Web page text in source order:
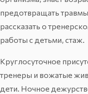
предотвращать
рассказать о
работы с детьми, стаж.
Круглосуточное
тренеры и вожатые
дети. Ночное